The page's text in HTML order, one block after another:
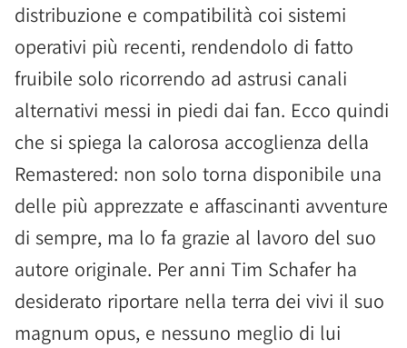
distribuzione e compatibilità coi sistemi
operativi più recenti, rendendolo di fatto
fruibile solo ricorrendo ad astrusi canali
alternativi messi in piedi dai fan. Ecco quindi
che si spiega la calorosa accoglienza della
Remastered: non solo torna disponibile una
delle più apprezzate e affascinanti avventure
di sempre, ma lo fa grazie al lavoro del suo
autore originale. Per anni Tim Schafer ha
desiderato riportare nella terra dei vivi il suo
magnum opus, e nessuno meglio di lui